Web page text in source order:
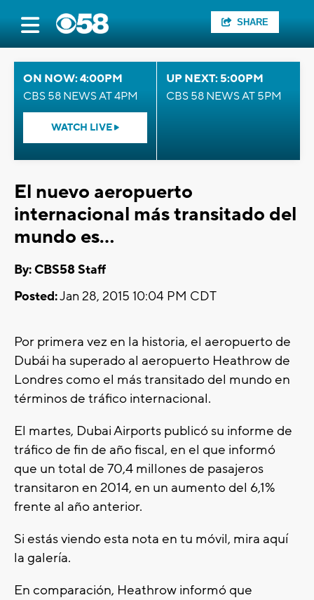
SHARE
ON NOW: 4:00PM
CBS 58 NEWS AT 4PM
WATCH LIVE
UP NEXT: 5:00PM
CBS 58 NEWS AT 5PM
El nuevo aeropuerto
internacional más transitado del
mundo es...
By: CBS58 Staff
Posted:Jan 28, 2015 10:04 PM CDT
Por primera vez en la historia, el aeropuerto de
Dubái ha superado al aeropuerto Heathrow de
Londres como el más transitado del mundo en
términos de tráfico internacional.
El martes, Dubai Airports publicó su informe de
tráfico de fin de año fiscal, en el que informó
que un total de 70,4 millones de pasajeros
transitaron en 2014, en un aumento del 6,1%
frente al año anterior.
Si estás viendo esta nota en tu móvil, mira aquí
la galería.
En comparación, Heathrow informó que